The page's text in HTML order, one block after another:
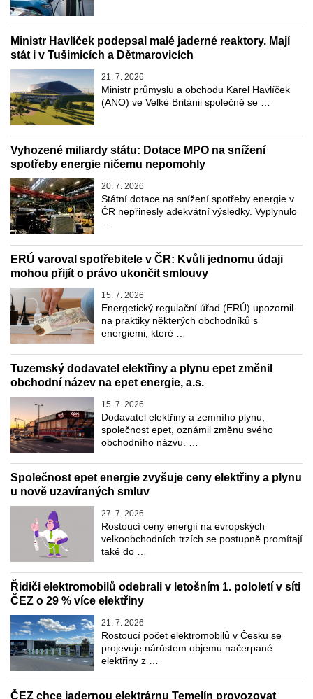
Ministr Havlíček podepsal malé jaderné reaktory. Mají
stát i v Tušimicích a Dětmarovicích
21. 7. 2026
Ministr průmyslu a obchodu Karel Havlíček
(ANO) ve Velké Británii společně se …
Vyhozené miliardy státu: Dotace MPO na snížení
spotřeby energie ničemu nepomohly
20. 7. 2026
Státní dotace na snížení spotřeby energie v
ČR nepřinesly adekvátní výsledky. Vyplynulo
…
ERÚ varoval spotřebitele v ČR: Kvůli jednomu údaji
mohou přijít o právo ukončit smlouvy
15. 7. 2026
Energetický regulační úřad (ERÚ) upozornil
na praktiky některých obchodníků s
energiemi, které …
Tuzemský dodavatel elektřiny a plynu epet změnil
obchodní název na epet energie, a.s.
15. 7. 2026
Dodavatel elektřiny a zemního plynu,
společnost epet, oznámil změnu svého
obchodního názvu. …
Společnost epet energie zvyšuje ceny elektřiny a plynu
u nově uzavíraných smluv
27. 7. 2026
Rostoucí ceny energií na evropských
velkoobchodních trzích se postupně promítají
také do …
Řidiči elektromobilů odebrali v letošním 1. pololetí v síti
ČEZ o 29 % více elektřiny
21. 7. 2026
Rostoucí počet elektromobilů v Česku se
projevuje nárůstem objemu načerpané
elektřiny z …
ČEZ chce jadernou elektrárnu Temelín provozovat